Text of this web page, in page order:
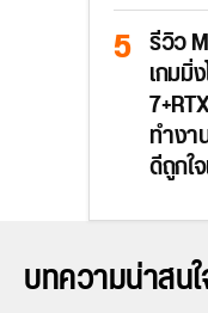
รีวิว
เกมมิ่
ทำงา
ดีถูกใ
บทความน่าสน